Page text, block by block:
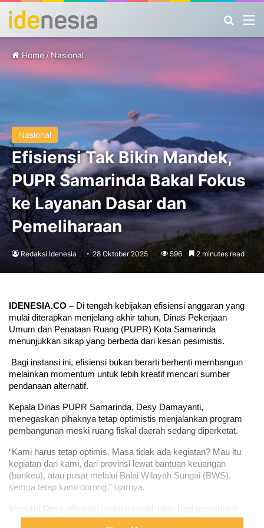
Home / Nasional
Nasional
Efisiensi Tak Bikin Mandek,
PUPR Samarinda Bakal Fokus
ke Layanan Dasar dan
Pemeliharaan
Redaksi Idenesia 28 Oktober 2025 596 2 minutes read
IDENESIA.CO – Di tengah kebijakan efisiensi anggaran yang
mulai diterapkan menjelang akhir tahun, Dinas Pekerjaan
Umum dan Penataan Ruang (PUPR) Kota Samarinda
menunjukkan sikap yang berbeda dari kesan pesimistis.
Bagi instansi ini, efisiensi bukan berarti berhenti membangun
melainkan momentum untuk lebih kreatif mencari sumber
pendanaan alternatif.
Kepala Dinas PUPR Samarinda, Desy Damayanti,
menegaskan pihaknya tetap optimistis menjalankan program
pembangunan meski ruang fiskal daerah sedang diperketat.
“Kami harus tetap optimis. Masa tidak ada kegiatan? Mau itu
kegiatan dari kami, dari provinsi lewat bantuan keuangan
(bankeu), atau pusat melalui Balai Wilayah Sungai (BWS),
semua tetap kami dorong,” ujarnya.
Menurut Desy, efisiensi justru menjadi ujian bagi pemerintah
daerah untuk bekerja lebih cerdas, bukan sekadar memangkas